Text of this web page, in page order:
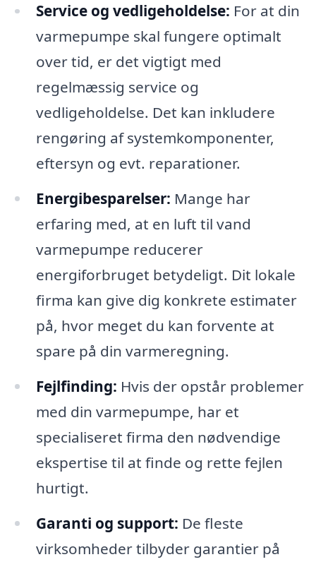
Service og vedligeholdelse: For at din
varmepumpe skal fungere optimalt
over tid, er det vigtigt med
regelmæssig service og
vedligeholdelse. Det kan inkludere
rengøring af systemkomponenter,
eftersyn og evt. reparationer.
Energibesparelser: Mange har
erfaring med, at en luft til vand
varmepumpe reducerer
energiforbruget betydeligt. Dit lokale
firma kan give dig konkrete estimater
på, hvor meget du kan forvente at
spare på din varmeregning.
Fejlfinding: Hvis der opstår problemer
med din varmepumpe, har et
specialiseret firma den nødvendige
ekspertise til at finde og rette fejlen
hurtigt.
Garanti og support: De fleste
virksomheder tilbyder garantier på